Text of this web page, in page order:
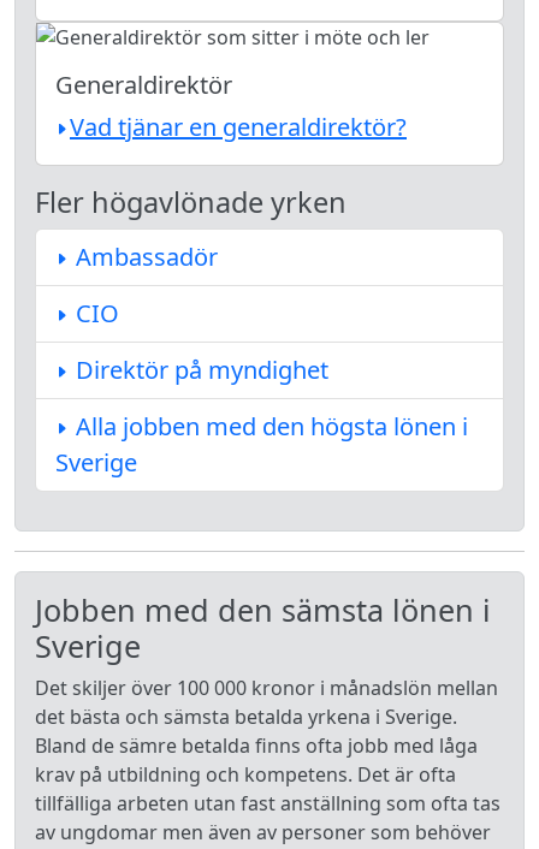
Generaldirektör
Vad tjänar en generaldirektör?
Fler högavlönade yrken
Ambassadör
CIO
Direktör på myndighet
Alla jobben med den högsta lönen i
Sverige
Jobben med den sämsta lönen i
Sverige
Det skiljer över 100 000 kronor i månadslön mellan
det bästa och sämsta betalda yrkena i Sverige.
Bland de sämre betalda finns ofta jobb med låga
krav på utbildning och kompetens. Det är ofta
tillfälliga arbeten utan fast anställning som ofta tas
av ungdomar men även av personer som behöver